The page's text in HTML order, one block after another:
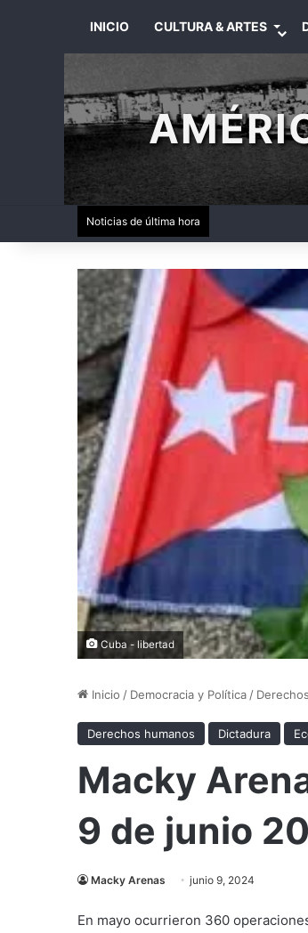
INICIO CULTURA & ARTES
Noticias de última hora
Cuba - libertad
Inicio / Democracia y Política/
Derechos humanos Dictadura
Macky
9 de junio
Macky Arenas junio 9, 2024
En mayo ocurrieron 360